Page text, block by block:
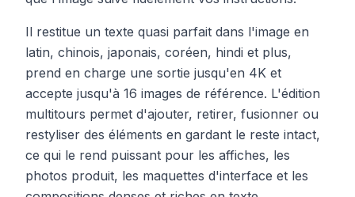
Il restitue un texte quasi parfait dans l'image en
latin, chinois, japonais, coréen, hindi et plus,
prend en charge une sortie jusqu'en 4K et
accepte jusqu'à 16 images de référence. L'édition
multitours permet d'ajouter, retirer, fusionner ou
restyliser des éléments en gardant le reste intact,
ce qui le rend puissant pour les affiches, les
photos produit, les maquettes d'interface et les